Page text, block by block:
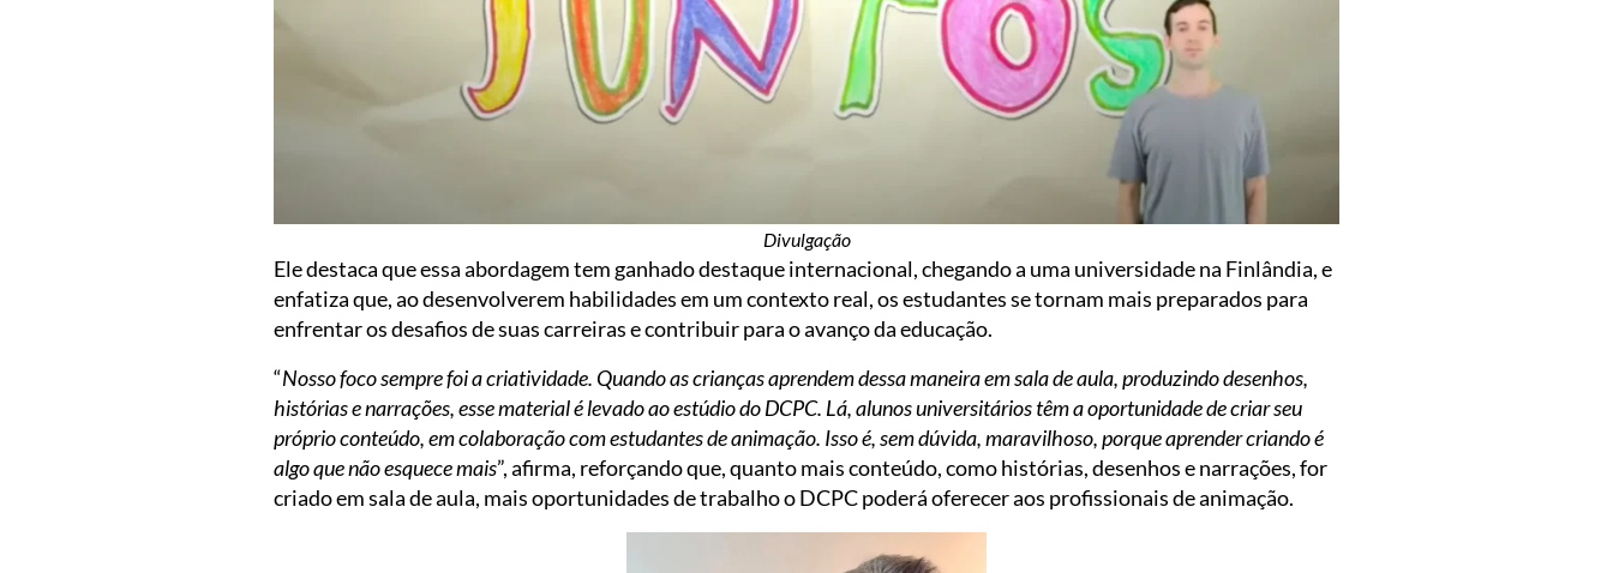
Divulgação
Ele destaca que essa abordagem tem ganhado destaque internacional, chegando a uma universidade na Finlândia, e
enfatiza que, ao desenvolverem habilidades em um contexto real, os estudantes se tornam mais preparados para
enfrentar os desafios de suas carreiras e contribuir para o avanço da educação.
“Nosso foco sempre foi a criatividade. Quando as crianças aprendem dessa maneira em sala de aula, produzindo desenhos,
histórias e narrações, esse material é levado ao estúdio do DCPC. Lá, alunos universitários têm a oportunidade de criar seu
próprio conteúdo, em colaboração com estudantes de animação. Isso é, sem dúvida, maravilhoso, porque aprender criando é
algo que não esquece mais”, afirma, reforçando que, quanto mais conteúdo, como histórias, desenhos e narrações, for
criado em sala de aula, mais oportunidades de trabalho o DCPC poderá oferecer aos profissionais de animação.